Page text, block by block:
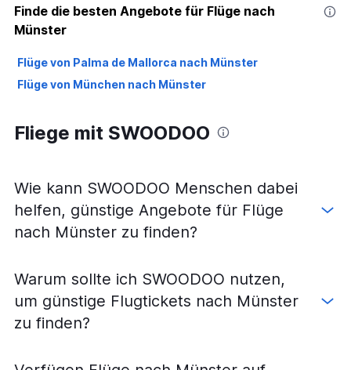
Finde die besten Angebote für Flüge nach
Münster
Flüge von Palma de Mallorca nach Münster
Flüge von München nach Münster
Fliege mit SWOODOO
Wie kann SWOODOO Menschen dabei
helfen, günstige Angebote für Flüge
nach Münster zu finden?
Warum sollte ich SWOODOO nutzen,
um günstige Flugtickets nach Münster
zu finden?